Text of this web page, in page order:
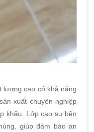
lượng cao có khả năng
xuất chuyên nghiệp
khẩu. Lớp cao su bên
giúp đảm bảo an